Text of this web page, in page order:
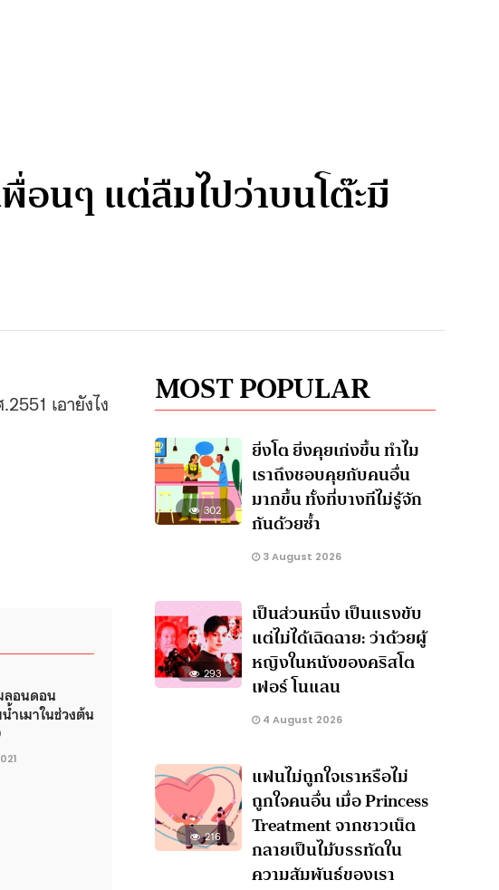
นๆ แต่ลืมไปว่าบนโต๊ะมี
.2551 เอายังไง
ลอนดอน
ำเมาในช่วงต้น
MOST POPULAR
302
ยิ่งโต ยิ่งคุยเก่งขึ้น ทำไม
เราถึงชอบคุยกับคนอื่น
มากขึ้น ทั้งที่บางทีไม่รู้จัก
กันด้วยซ้ำ
3 August 2026
293
เป็นส่วนหนึ่ง เป็นแรงขับ
แต่ไม่ได้เฉิดฉาย: ว่าด้วยผู้
หญิงในหนังของคริสโต
เฟอร์ โนแลน
4 August 2026
216
แฟนไม่ถูกใจเราหรือไม่
ถูกใจคนอื่น เมื่อ Princess
Treatment จากชาวเน็ต
กลายเป็นไม้บรรทัดใน
ความสัมพันธ์ของเรา